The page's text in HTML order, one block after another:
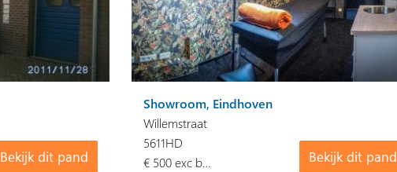
Bekijk dit pand
Showroom, Eindhoven
Willemstraat
Bekijk dit pand
5611HD
€ 500 exc b…